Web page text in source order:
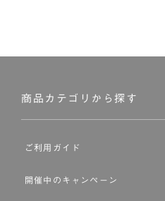
商品カテゴリから探す
ご利用ガイド
開催中のキャンペーン